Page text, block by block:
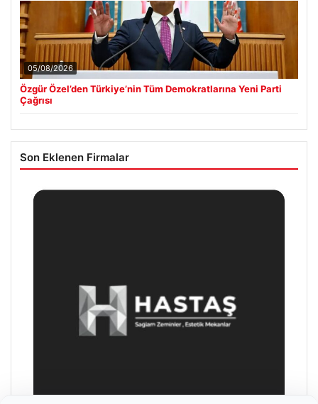
05/08/2026
Özgür Özel’den Türkiye’nin Tüm Demokratlarına Yeni Parti
Çağrısı
Son Eklenen Firmalar